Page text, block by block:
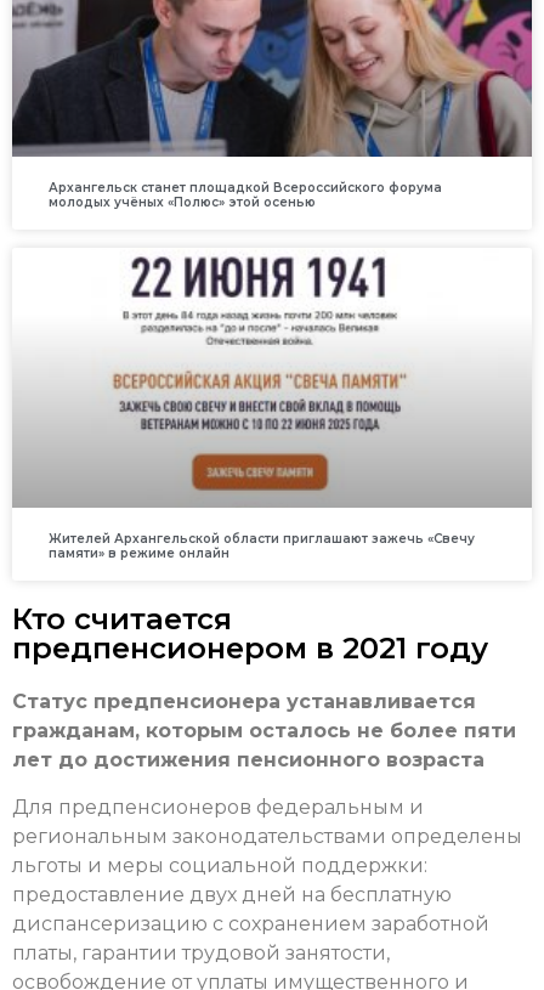
Архангельск станет площадкой Всероссийского форума
молодых учёных «Полюс» этой осенью
Жителей Архангельской области приглашают зажечь «Свечу
памяти» в режиме онлайн
Кто считается
предпенсионером в 2021 году
Статус предпенсионера устанавливается
гражданам, которым осталось не более пяти
лет до достижения пенсионного возраста
Для предпенсионеров федеральным и
региональным законодательствами определены
льготы и меры социальной поддержки:
предоставление двух дней на бесплатную
диспансеризацию с сохранением заработной
платы, гарантии трудовой занятости,
освобождение от уплаты имущественного и